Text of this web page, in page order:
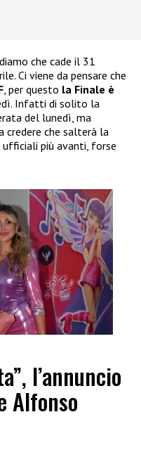
che cade il 31
Ci viene da pensare che
, per questo la Finale è
Infatti di solito la
del lunedì, ma
credere che salterà la
ufficiali più avanti, forse
l’annuncio
Alfonso